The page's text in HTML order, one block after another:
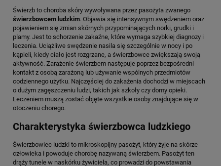
Świerzb to choroba skóry wywoływana przez pasożyta zwanego
świerzbowcem ludzkim. Objawia się intensywnym swędzeniem oraz
pojawieniem się zmian skórnych przypominających norki, grudki i
plamy. Jest to schorzenie zakaźne, które wymaga szybkiej diagnozy i
leczenia. Uciążliwe swędzenie nasila się szczególnie w nocy i po
kąpieli, kiedy ciało jest rozgrzane, a świerzbowce zwiększają swoją
aktywność. Zarażenie świerzbem następuje poprzez bezpośredni
kontakt z osobą zarażoną lub używanie wspólnych przedmiotów
codziennego użytku. Najczęściej do zakażenia dochodzi w miejscach
o dużym zagęszczeniu ludzi, takich jak szkoły czy domy opieki.
Leczeniem muszą zostać objęte wszystkie osoby znajdujące się w
otoczeniu chorego.
Charakterystyka świerzbowca ludzkiego
Świerzbowiec ludzki to mikroskopijny pasożyt, który żyje na skórze
człowieka i powoduje chorobę nazywaną świerzbem. Pasożyt ten
drąży tunele w naskórku żywiciela, co prowadzi do powstawania